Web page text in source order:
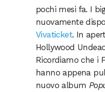
pochi mesi fa. I
nuovamente
Vivaticket. In
Hollywood
Ricordiamo che i
hanno appena
nuovo album